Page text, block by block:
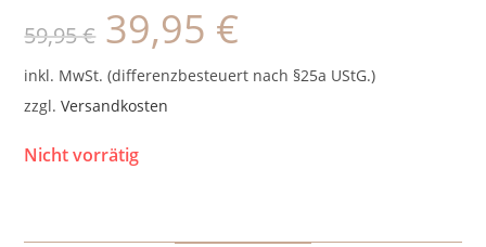
59,95€
Ursprünglicher
Preis
war:
39,95 €
inkl. MwSt. (differenzbesteuert nach §25a UStG.)
zzgl.Versandkosten
Nicht vorrätig